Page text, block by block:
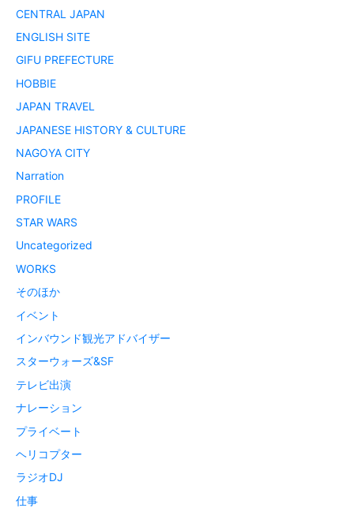
CENTRAL JAPAN
ENGLISH SITE
GIFU PREFECTURE
HOBBIE
JAPAN TRAVEL
JAPANESE HISTORY & CULTURE
NAGOYA CITY
Narration
PROFILE
STAR WARS
Uncategorized
WORKS
そのほか
イベント
インバウンド観光アドバイザー
スターウォーズ&SF
テレビ出演
ナレーション
プライベート
ヘリコプター
ラジオDJ
仕事